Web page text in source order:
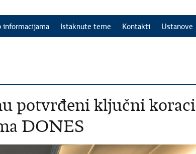
informacijama Istaknute teme Kontakti Ustanove
potvrđeni ključni koraci
DONES